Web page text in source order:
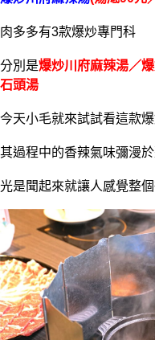
肉多多有3款爆炒專門科
分別是爆炒川府麻辣湯／
石頭湯
今天小毛就來試試看這款
其過程中的香辣氣味彌漫
光是聞起來就讓人感覺整